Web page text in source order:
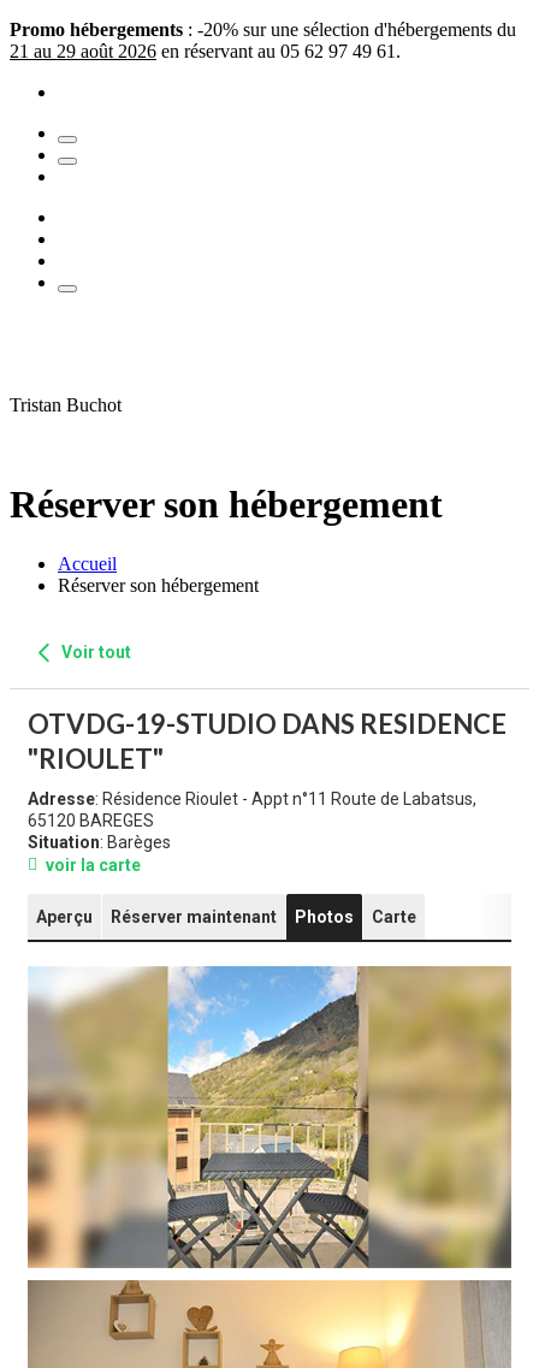
Promo hébergements : -20% sur une sélection d'hébergements du
21 au 29 août 2026 en réservant au 05 62 97 49 61.
Tristan Buchot
Réserver son hébergement
Accueil
Réserver son hébergement
Voir tout
OTVDG-19-STUDIO DANS RESIDENCE
"RIOULET"
Adresse: Résidence Rioulet - Appt n°11 Route de Labatsus,
65120 BAREGES
Situation: Barèges
voir la carte
Aperçu Réserver maintenant Photos Carte